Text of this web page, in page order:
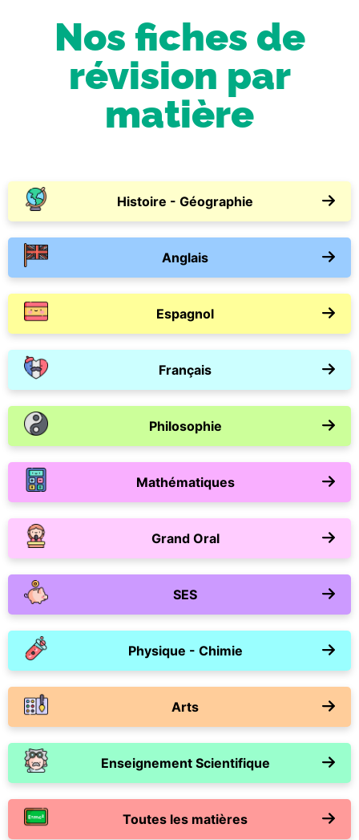
Nos fiches de
révision par
matière
Histoire - Géographie
Anglais
Espagnol
Français
Philosophie
Mathématiques
Grand Oral
SES
Physique - Chimie
Arts
Enseignement Scientifique
Toutes les matières